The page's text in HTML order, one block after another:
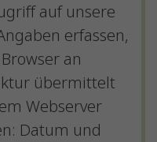
auf unsere
erfassen,
an
übermittelt
Webserver
Datum und